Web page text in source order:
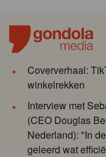
Coververhaal:
winkelrekken
Interview met
(CEO Douglas
Nederland): "In
geleerd wat